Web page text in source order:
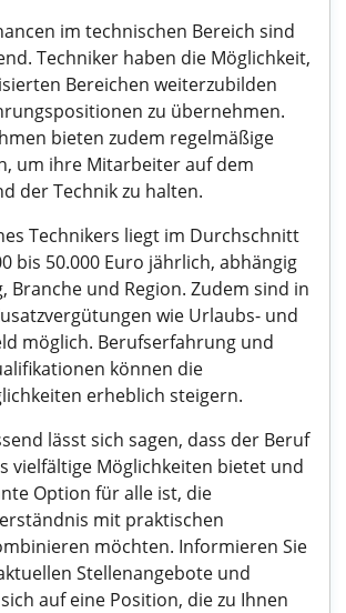
im technischen Bereich sind
Techniker haben die Möglichkeit,
Bereichen weiterzubilden
zu übernehmen.
bieten zudem regelmäßige
um ihre Mitarbeiter auf dem
der Technik zu halten.
Technikers liegt im Durchschnitt
bis 50.000 Euro jährlich, abhängig
Branche und Region. Zudem sind in
wie Urlaubs- und
möglich. Berufserfahrung und
können die
erheblich steigern.
lässt sich sagen, dass der Beruf
vielfältige Möglichkeiten bietet und
Option für alle ist, die
mit praktischen
möchten. Informieren Sie
Stellenangebote und
auf eine Position, die zu Ihnen